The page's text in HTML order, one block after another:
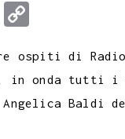
E
l
p
y
L
ospiti di
in onda tutti i
Baldi